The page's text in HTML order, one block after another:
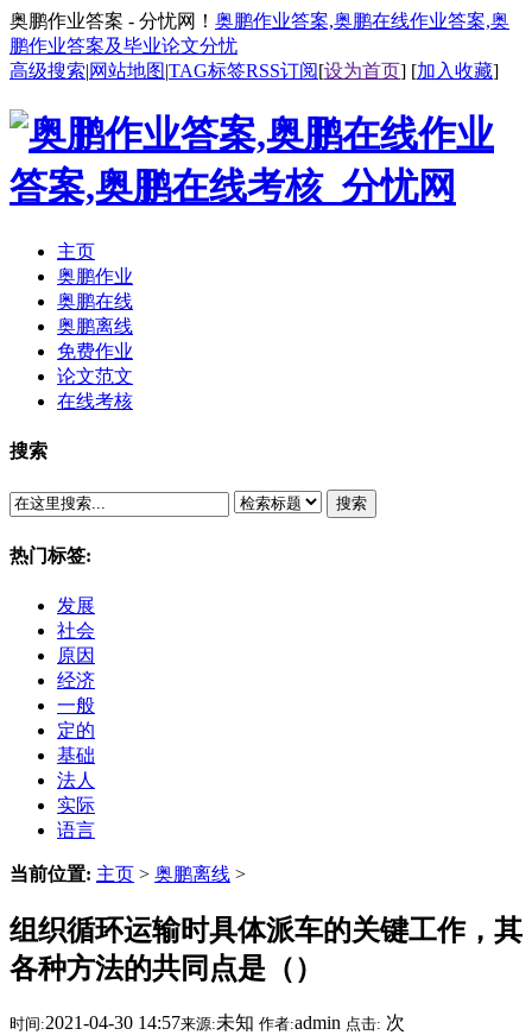
奥鹏作业答案 - 分忧网！ 奥鹏作业答案,奥鹏在线作业答案,奥
鹏作业答案及毕业论文分忧
高级搜索|网站地图|TAG标签RSS订阅[设为首页] [加入收藏]
主页
奥鹏作业
奥鹏在线
奥鹏离线
免费作业
论文范文
在线考核
搜索
搜索
热门标签:
发展
社会
原因
经济
一般
定的
基础
法人
实际
语言
当前位置: 主页 > 奥鹏离线 >
组织循环运输时具体派车的关键工作，其
各种方法的共同点是（）
时间:2021-04-30 14:57来源:未知 作者:admin 点击: 次